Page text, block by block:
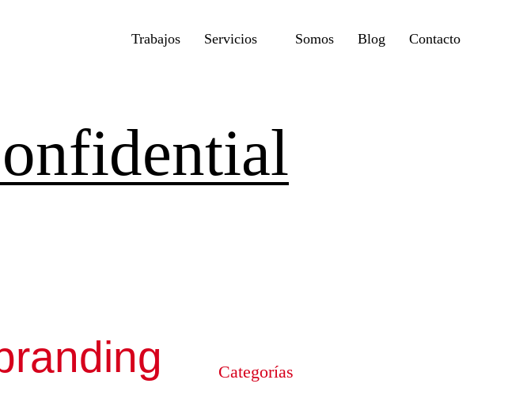
Trabajos Servicios Somos Blog Contacto
Categorías